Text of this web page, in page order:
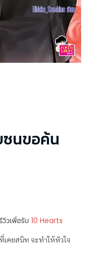
นขอค้น
วิวเพื่อรับ 10 Hearts
คยสนิท จะทำให้หัวใจ